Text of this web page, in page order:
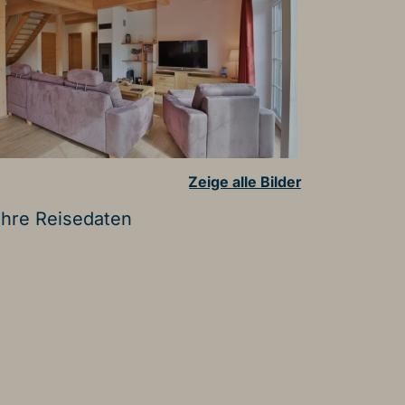
Zeige alle Bilder
Reisedaten